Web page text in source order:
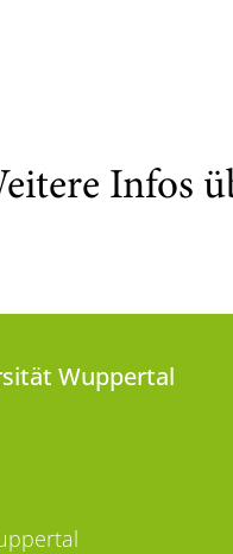
Infos
Wuppertal